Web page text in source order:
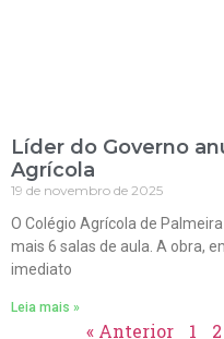
Líder do Governo
Agrícola
19 de novembro de 2025
O Colégio Agrícola de
mais 6 salas de aula. A obra,
imediato
Leia mais »
« Anterior 1 2